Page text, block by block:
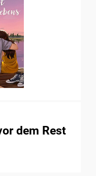
dem Rest